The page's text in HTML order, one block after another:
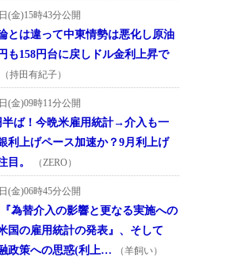
(金)15時43分公開
とは違って中東情勢は悪化し原油
も158円台に戻しドル金利上昇で
（持田有紀子）
(金)09時11分公開
半ば！今晩米雇用統計→介入も一
利上げペース加速か？9月利上げ
目。
（ZERO）
(金)06時45分公開
為替介入の影響と更なる実施への
国の雇用統計の発表』、そして
政策への思惑(利上…
（羊飼い）